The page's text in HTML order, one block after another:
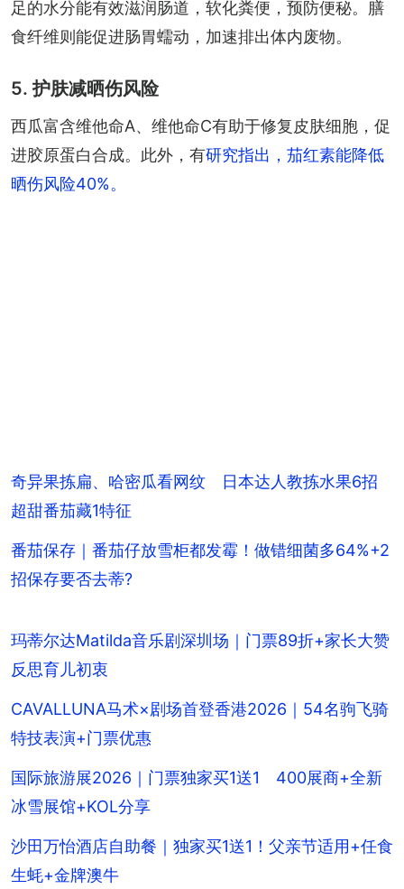
足的水分能有效滋润肠道，软化粪便，预防便秘。膳
食纤维则能促进肠胃蠕动，加速排出体内废物。
5. 护肤减晒伤风险
西瓜富含维他命A、维他命C有助于修复皮肤细胞，促
进胶原蛋白合成。此外，有研究指出，茄红素能降低
晒伤风险40%。
奇异果拣扁、哈密瓜看网纹 日本达人教拣水果6招
超甜番茄藏1特征
番茄保存｜番茄仔放雪柜都发霉！做错细菌多64%+2
招保存要否去蒂?
玛蒂尔达Matilda音乐剧深圳场｜门票89折+家长大赞
反思育儿初衷
CAVALLUNA马术×剧场首登香港2026｜54名驹飞骑
特技表演+门票优惠
国际旅游展2026｜门票独家买1送1 400展商+全新
冰雪展馆+KOL分享
沙田万怡酒店自助餐｜独家买1送1！父亲节适用+任食
生蚝+金牌澳牛